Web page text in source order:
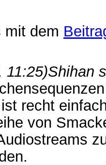
mit dem
11:25)Shihan
recht
von